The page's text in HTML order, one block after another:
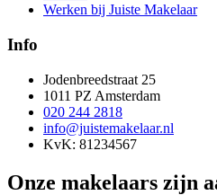
Werken bij Juiste Makelaar
Info
Jodenbreedstraat 25
1011 PZ Amsterdam
020 244 2818
info@juistemakelaar.nl
KvK: 81234567
Onze makelaars zijn